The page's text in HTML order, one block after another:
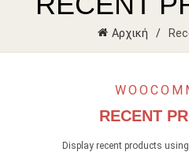
Αρχική
RECENT
Display recent products